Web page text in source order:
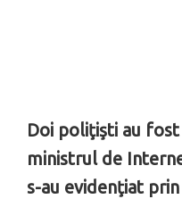
Doi poliţişti au
ministrul de
s-au evidenţiat